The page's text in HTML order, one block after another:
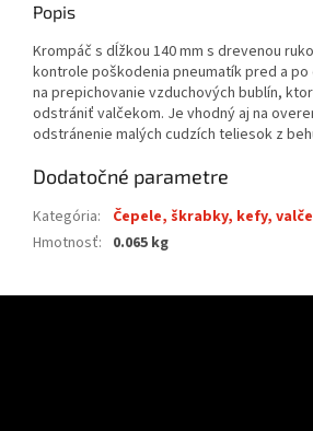
Popis
Krompáč s dĺžkou 140 mm s drevenou
kontrole poškodenia pneumatík pred a po
na prepichovanie vzduchových bublín,
odstrániť valčekom. Je vhodný aj na
odstránenie malých cudzích teliesok z
Dodatočné parametre
Kategória:
Čepele, škrabky, kefy,
Hmotnosť: 0.065 kg